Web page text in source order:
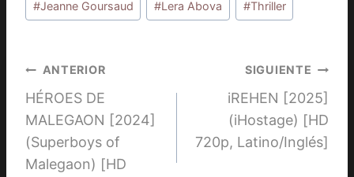
la#Jeanne Goursaud #Lera Abova #Thriller
Navegación
de
entradas
ANTERIOR
HÉROES DE
MALEGAON [2024]
(Superboys of
Malegaon) [HD
SIGUIENTE
iREHEN [2025]
(iHostage) [HD
720p, Latino/Inglés]